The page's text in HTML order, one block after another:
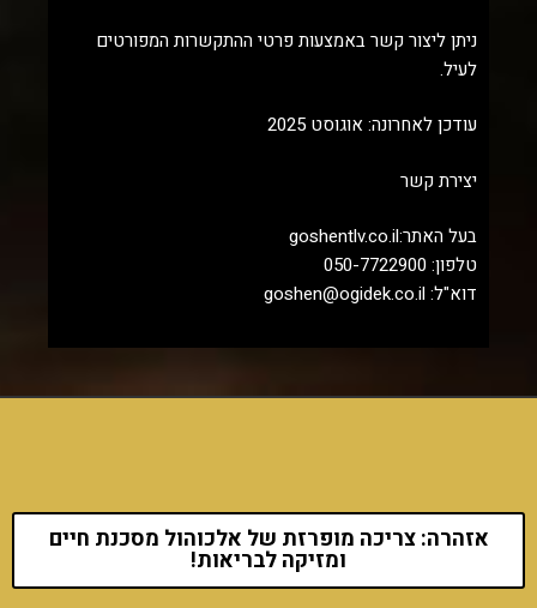
ניתן ליצור קשר באמצעות פרטי ההתקשרות המפורטים
לעיל.
עודכן לאחרונה: אוגוסט 2025
יצירת קשר
בעל האתר:goshentlv.co.il
טלפון: 050-7722900
דוא"ל: goshen@ogidek.co.il
אזהרה: צריכה מופרזת של אלכוהול מסכנת חיים
ומזיקה לבריאות!